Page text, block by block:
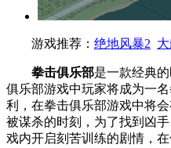
游戏推荐： 绝地风暴2
拳击俱乐部是一款经典
俱乐部游戏中玩家将成为一
利，在拳击俱乐部游戏中将
被谋杀的时刻，为了找到凶
戏内开启刻苦训练的剧情，